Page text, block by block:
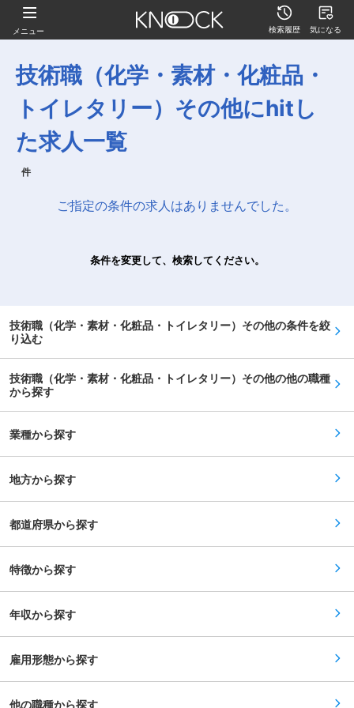
メニュー 検索履歴 気になる
技術職（化学・素材・化粧品・
トイレタリー）その他にhitし
た求人一覧
件
ご指定の条件の求人はありませんでした。
条件を変更して、検索してください。
技術職（化学・素材・化粧品・トイレタリー）その他の条件を絞
り込む
技術職（化学・素材・化粧品・トイレタリー）その他の他の職種
から探す
業種から探す
地方から探す
都道府県から探す
特徴から探す
年収から探す
雇用形態から探す
他の職種から探す